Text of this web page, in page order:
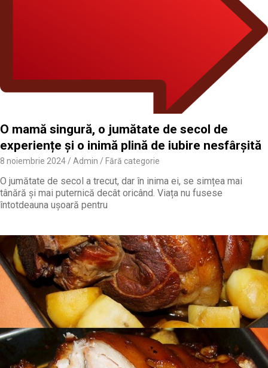
O mamă singură, o jumătate de secol de
experiențe și o inimă plină de iubire nesfârșită
8 noiembrie 2024 Admin Fără categorie
O jumătate de secol a trecut, dar în inima ei, se simțea mai
tânără și mai puternică decât oricând. Viața nu fusese
întotdeauna ușoară pentru